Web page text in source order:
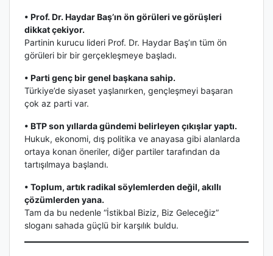
• Prof. Dr. Haydar Baş’ın ön görüleri ve görüşleri
dikkat çekiyor.
Partinin kurucu lideri Prof. Dr. Haydar Baş’ın tüm ön
görüleri bir bir gerçekleşmeye başladı.
• Parti genç bir genel başkana sahip.
Türkiye’de siyaset yaşlanırken, gençleşmeyi başaran
çok az parti var.
• BTP son yıllarda gündemi belirleyen çıkışlar yaptı.
Hukuk, ekonomi, dış politika ve anayasa gibi alanlarda
ortaya konan öneriler, diğer partiler tarafından da
tartışılmaya başlandı.
• Toplum, artık radikal söylemlerden değil, akıllı
çözümlerden yana.
Tam da bu nedenle “İstikbal Biziz, Biz Geleceğiz”
sloganı sahada güçlü bir karşılık buldu.